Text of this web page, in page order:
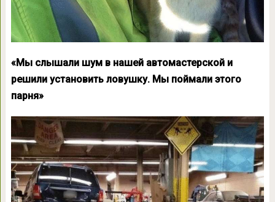
«Мы слышали шум в нашей автомастерской и
решили установить ловушку. Мы поймали этого
парня»